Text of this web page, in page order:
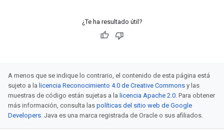
¿Te ha resultado útil?
A menos que se indique lo contrario, el contenido de esta página está
sujeto a la licencia Reconocimiento 4.0 de Creative Commons y las
muestras de código están sujetas a la licencia Apache 2.0. Para obtener
más información, consulta las políticas del sitio web de Google
Developers. Java es una marca registrada de Oracle o sus afiliados.